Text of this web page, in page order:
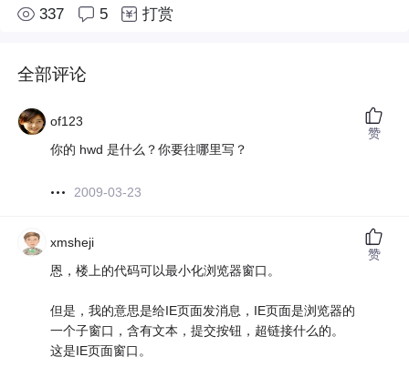
337 5 打赏
全部评论
of123
你的 hwd 是什么？你要往哪里写？
2009-03-23
赞
xmsheji
恩，楼上的代码可以最小化浏览器窗口。
但是，我的意思是给IE页面发消息，IE页面是浏览器的
一个子窗口，含有文本，提交按钮，超链接什么的。
这是IE页面窗口。
赞